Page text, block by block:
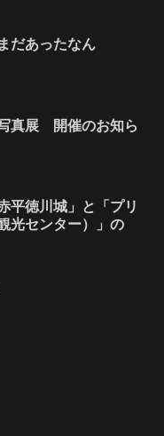
だあったなん
真展 開催のお知ら
平徳川城」と「プリ
光センター）」の